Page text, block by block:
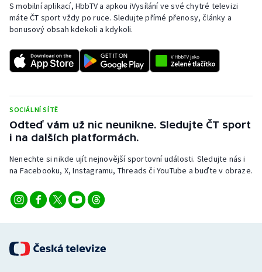
Ostatní
S mobilní aplikací, HbbTV a apkou iVysílání ve své chytré televizi
máte ČT sport vždy po ruce. Sledujte přímé přenosy, články a
bonusový obsah kdekoli a kdykoli.
SOCIÁLNÍ SÍTĚ
Odteď vám už nic neunikne. Sledujte ČT sport
i na dalších platformách.
Nenechte si nikde ujít nejnovější sportovní události. Sledujte nás i
na Facebooku, X, Instagramu, Threads či YouTube a buďte v obraze.